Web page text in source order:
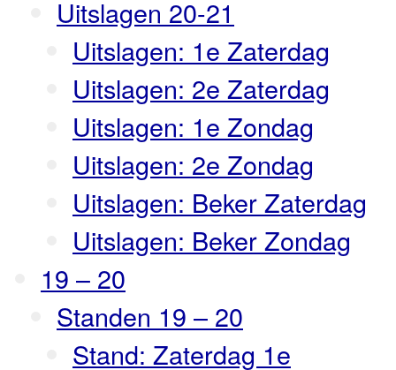
Uitslagen 20-21
Uitslagen: 1e Zaterdag
Uitslagen: 2e Zaterdag
Uitslagen: 1e Zondag
Uitslagen: 2e Zondag
Uitslagen: Beker Zaterdag
Uitslagen: Beker Zondag
19 – 20
Standen 19 – 20
Stand: Zaterdag 1e